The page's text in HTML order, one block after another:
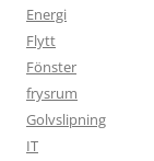
Energi
Flytt
Fönster
frysrum
Golvslipning
IT